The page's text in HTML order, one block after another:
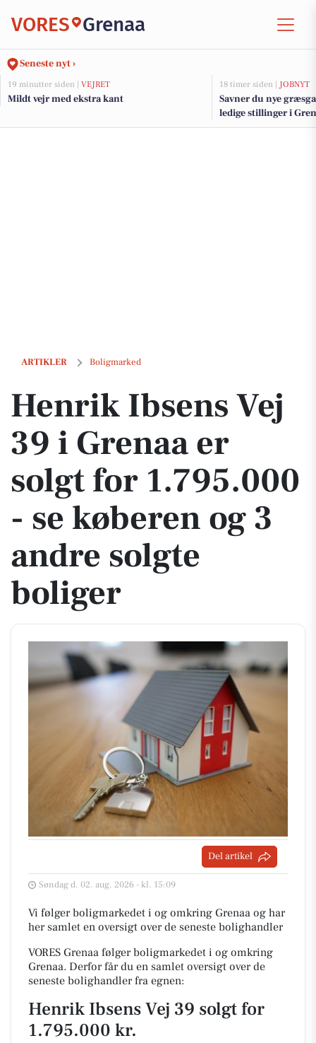
VORES Grenaa
Seneste nyt ›
19 minutter siden | VEJRET
Mildt vejr med ekstra kant
18 timer siden | JOBNYT
Savner du nye
ledige stillinger i
ARTIKLER Boligmarked
Henrik Ibsens Vej 39 i Grenaa er solgt for 1.795.000 - se køberen og
Henrik Ibsens Vej
39 i Grenaa er
solgt for 1.795.000
- se køberen og 3
andre solgte
boliger
Del artikel
Søndag d. 02. aug. 2026 - kl. 15:09
Vi følger boligmarkedet i og omkring Grenaa og har
her samlet en oversigt over de seneste bolighandler
VORES Grenaa følger boligmarkedet i og omkring
Grenaa. Derfor får du en samlet oversigt over de
seneste bolighandler fra egnen:
Henrik Ibsens Vej 39 solgt for
1.795.000 kr.